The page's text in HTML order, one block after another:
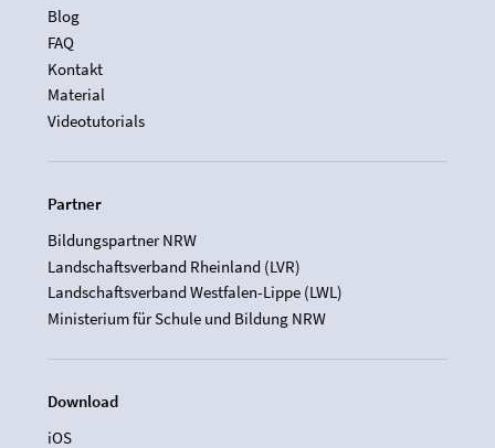
Blog
FAQ
Kontakt
Material
Videotutorials
Partner
Bildungspartner NRW
Landschaftsverband Rheinland (LVR)
Landschaftsverband Westfalen-Lippe (LWL)
Ministerium für Schule und Bildung NRW
Download
iOS